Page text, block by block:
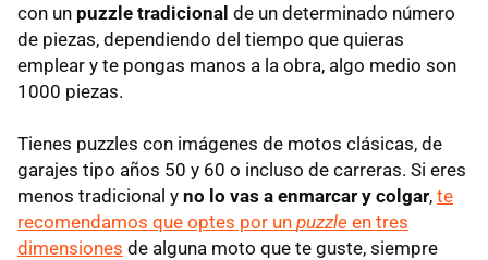
con un puzzle tradicional de un determinado número
de piezas, dependiendo del tiempo que quieras
emplear y te pongas manos a la obra, algo medio son
1000 piezas.
Tienes puzzles con imágenes de motos clásicas, de
garajes tipo años 50 y 60 o incluso de carreras. Si eres
menos tradicional y no lo vas a enmarcar y colgar, te
recomendamos que optes por un puzzle en tres
dimensiones de alguna moto que te guste, siempre